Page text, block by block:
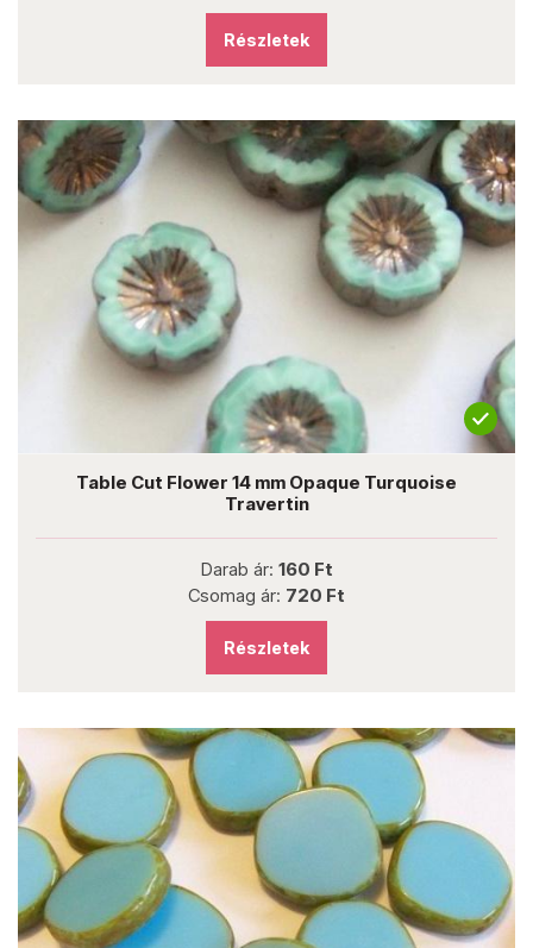
Részletek
Table Cut Flower 14 mm Opaque Turquoise
Travertin
Darab ár: 160 Ft
Csomag ár: 720 Ft
Részletek